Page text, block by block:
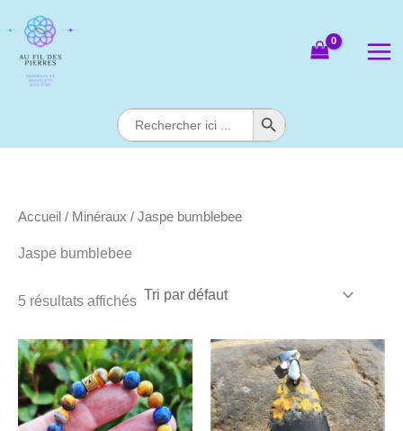
au
contenu
Search
for:
Search Button
Accueil / Minéraux / Jaspe bumblebee
Jaspe bumblebee
5 résultats affichés